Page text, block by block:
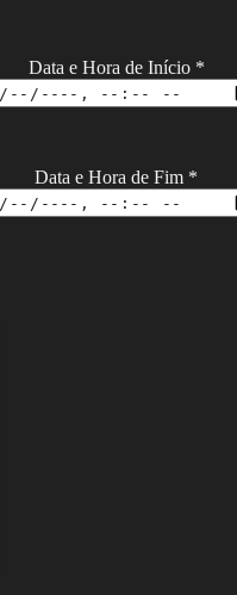
Data e Hora de Início *
Data e Hora de Fim *